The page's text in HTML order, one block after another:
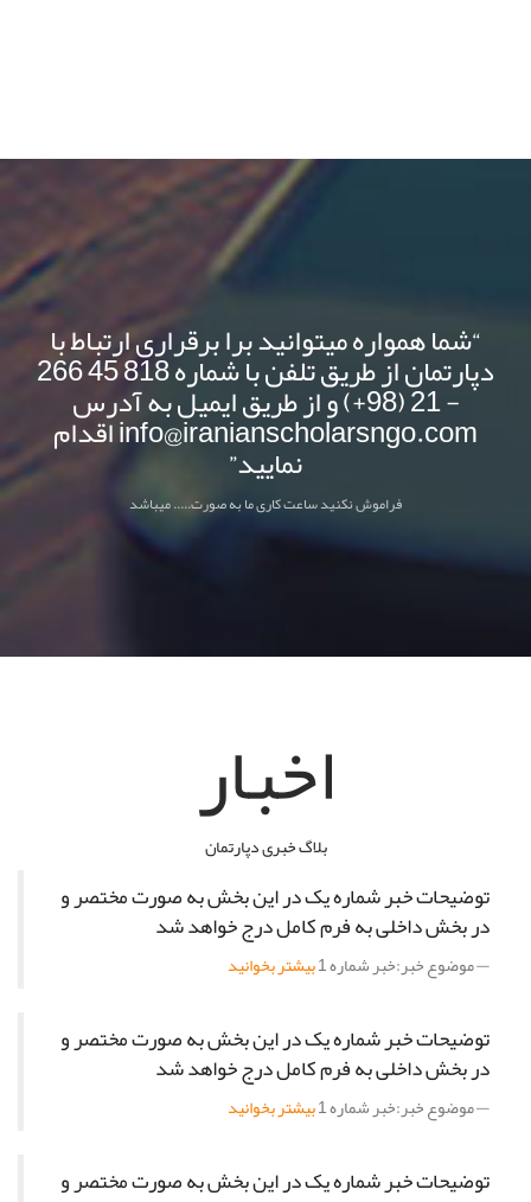
“شما همواره میتوانید برا برقراری ارتباط با
دپارتمان از طریق تلفن با شماره 818 45 266
- 21 (98+) و از طریق ایمیل به آدرس
info@iranianscholarsngo.com اقدام
نمایید”
فراموش نکنید ساعت کاری ما به صورت..... میباشد
اخبار
بلاگ خبری دپارتمان
توضیحات خبر شماره یک در این بخش به صورت مختصر و
در بخش داخلی به فرم کامل درج خواهد شد
موضوع خبر:خبر شماره 1 بیشتر بخوانید
توضیحات خبر شماره یک در این بخش به صورت مختصر و
در بخش داخلی به فرم کامل درج خواهد شد
موضوع خبر:خبر شماره 1 بیشتر بخوانید
توضیحات خبر شماره یک در این بخش به صورت مختصر و